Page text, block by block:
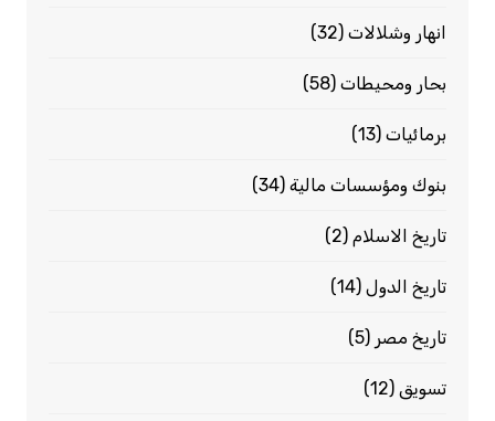
انهار وشلالات(32)
بحار ومحيطات(58)
برمائيات(13)
بنوك ومؤسسات مالية(34)
تاريخ الاسلام(2)
تاريخ الدول(14)
تاريخ مصر (5)
تسويق(12)